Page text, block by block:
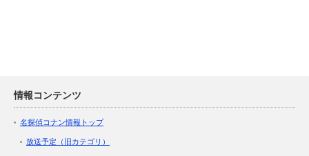
情報コンテンツ
名探偵コナン情報トップ
放送予定（旧カテゴリ）